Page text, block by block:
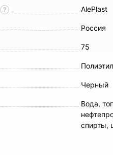
? AlePlast
Россия
75
Черный
Вода,
спирты,